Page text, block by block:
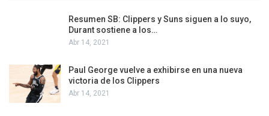
Resumen SB: Clippers y Suns siguen a lo suyo,
Durant sostiene a los…
Abr 14, 2021
Paul George vuelve a exhibirse en una nueva
victoria de los Clippers
Abr 14, 2021